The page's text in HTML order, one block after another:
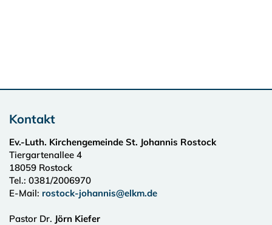
Kontakt
Ev.-Luth. Kirchengemeinde St. Johannis Rostock
Tiergartenallee 4
18059 Rostock
Tel.: 0381/2006970
E-Mail: rostock-johannis@elkm.de
Pastor Dr. Jörn Kiefer